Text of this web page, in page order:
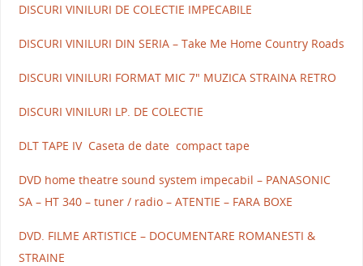
DISCURI VINILURI DE COLECTIE IMPECABILE
DISCURI VINILURI DIN SERIA – Take Me Home Country Roads
DISCURI VINILURI FORMAT MIC 7" MUZICA STRAINA RETRO
DISCURI VINILURI LP. DE COLECTIE
DLT TAPE IV Caseta de date compact tape
DVD home theatre sound system impecabil – PANASONIC
SA – HT 340 – tuner / radio – ATENTIE – FARA BOXE
DVD. FILME ARTISTICE – DOCUMENTARE ROMANESTI &
STRAINE